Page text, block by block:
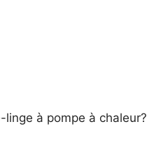
à pompe à chaleur?